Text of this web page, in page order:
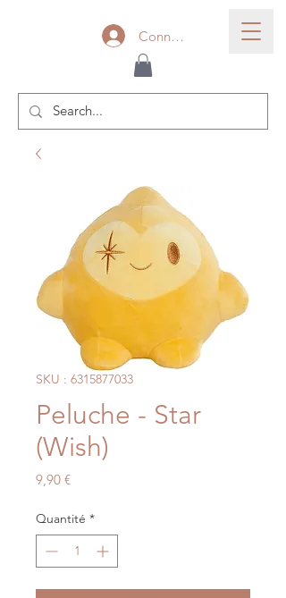
Connexion
SKU : 6315877033
Peluche - Star
(Wish)
9,90 €Prix
Quantité *